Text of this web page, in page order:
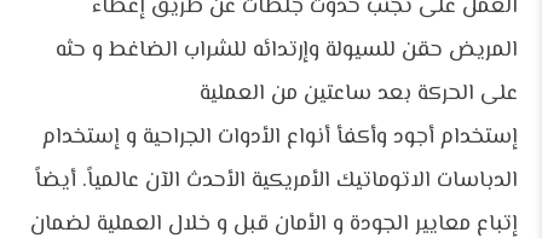
العمل على تجنب حدوث جلطات عن طريق إعطاء
المريض حقن للسيولة وإرتدائه للشراب الضاغط و حثه
على الحركة بعد ساعتين من العملية
إستخدام أجود وأكفأ أنواع الأدوات الجراحية و إستخدام
الدباسات الاتوماتيك الأمريكية الأحدث الآن عالمياً. أيضاً
إتباع معايير الجودة و الأمان قبل و خلال العملية لضمان